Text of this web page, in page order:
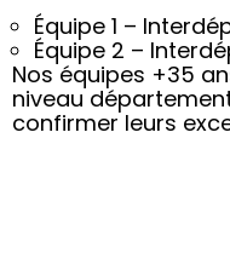
Équipe 1 –
Équipe 2 –
Nos équipes +35
niveau
confirmer leurs